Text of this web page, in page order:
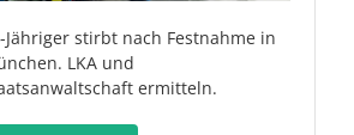
Jähriger stirbt nach Festnahme in
LKA und
ermitteln.